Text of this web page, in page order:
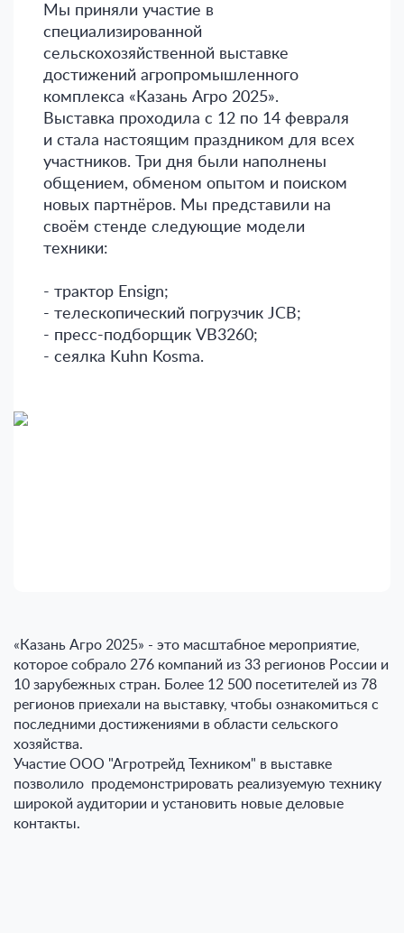
Мы приняли участие в
специализированной
сельскохозяйственной выставке
достижений агропромышленного
комплекса «Казань Агро 2025».
Выставка проходила с 12 по 14 февраля
и стала настоящим праздником для всех
участников. Три дня были наполнены
общением, обменом опытом и поиском
новых партнёров. Мы представили на
своём стенде следующие модели
техники:
- трактор Ensign;
- телескопический погрузчик JCB;
- пресс-подборщик VB3260;
- сеялка Kuhn Kosma.
«Казань Агро 2025» - это масштабное мероприятие,
которое собрало 276 компаний из 33 регионов России и
10 зарубежных стран. Более 12 500 посетителей из 78
регионов приехали на выставку, чтобы ознакомиться с
последними достижениями в области сельского
хозяйства.
Участие ООО "Агротрейд Техником" в выставке
позволило продемонстрировать реализуемую технику
широкой аудитории и установить новые деловые
контакты.